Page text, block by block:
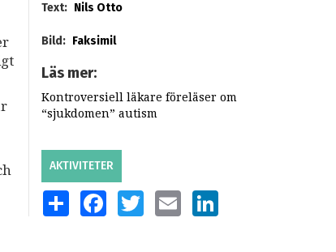
Text: Nils Otto
Bild: Faksimil
Läs mer:
Kontroversiell läkare föreläser om
“sjukdomen” autism
AKTIVITETER
SHARE FACEBOOKTWITTEREMAIL LINKEDIN